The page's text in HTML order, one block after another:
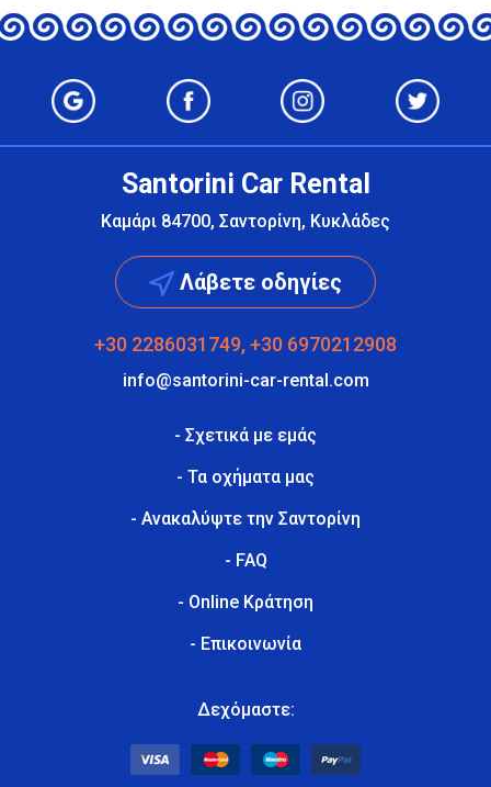
Santorini Car Rental
Καμάρι 84700, Σαντορίνη, Κυκλάδες
Λάβετε οδηγίες
+30 2286031749, +30 6970212908
info@santorini-car-rental.com
- Σχετικά με εμάς
- Τα οχήματα μας
- Ανακαλύψτε την Σαντορίνη
- FAQ
- Online Κράτηση
- Επικοινωνία
Δεχόμαστε: